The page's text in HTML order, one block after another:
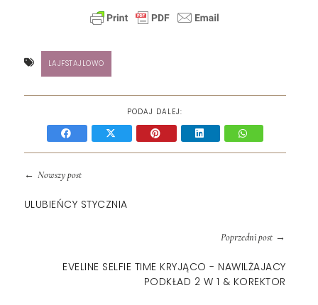
LAJFSTAJLOWO
PODAJ DALEJ:
← Nowszy post
ULUBIEŃCY STYCZNIA
Poprzedni post→
EVELINE SELFIE TIME KRYJĄCO - NAWILŻAJACY
PODKŁAD 2 W 1 & KOREKTOR